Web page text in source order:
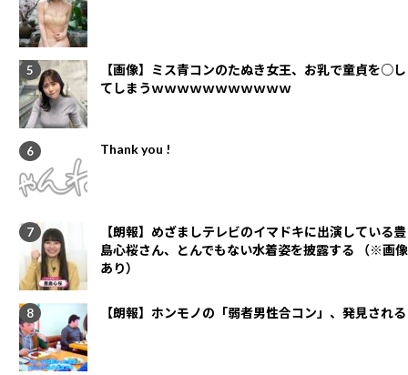
【画像】ミス青コンのたぬき女王、お乳で童貞を○し
てしまうｗｗｗｗｗｗｗｗｗｗｗ
Thank you !
【朗報】めざましテレビのイマドキに出演している豊
島心桜さん、とんでもない水着姿を披露する （※画像
あり）
【朗報】ホンモノの「弱者男性合コン」、発見される